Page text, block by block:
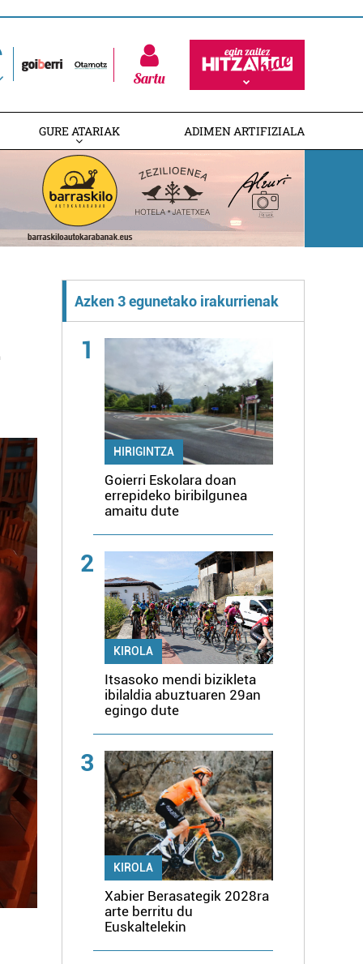
Sartu
GURE ATARIAK ADIMEN ARTIFIZIALA
Azken 3 egunetako irakurrienak
1
HIRIGINTZA
Goierri Eskolara doan
errepideko biribilgunea
amaitu dute
2
KIROLA
Itsasoko mendi bizikleta
ibilaldia abuztuaren 29an
egingo dute
3
KIROLA
Xabier Berasategik 2028ra
arte berritu du
Euskaltelekin